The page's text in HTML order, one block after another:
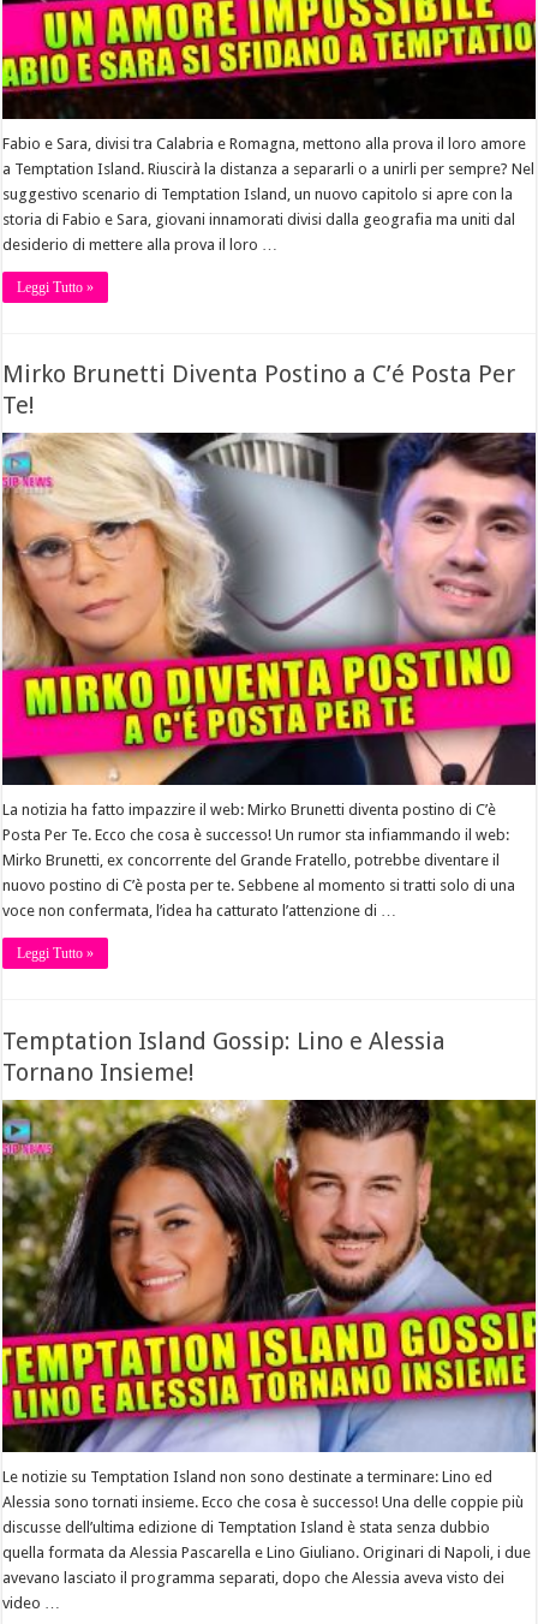
Fabio e Sara, divisi tra Calabria e Romagna, mettono alla prova il loro amore
a Temptation Island. Riuscirà la distanza a separarli o a unirli per sempre? Nel
suggestivo scenario di Temptation Island, un nuovo capitolo si apre con la
storia di Fabio e Sara, giovani innamorati divisi dalla geografia ma uniti dal
desiderio di mettere alla prova il loro …
Leggi Tutto »
Mirko Brunetti Diventa Postino a C’é Posta Per
Te!
La notizia ha fatto impazzire il web: Mirko Brunetti diventa postino di C’è
Posta Per Te. Ecco che cosa è successo! Un rumor sta infiammando il web:
Mirko Brunetti, ex concorrente del Grande Fratello, potrebbe diventare il
nuovo postino di C’è posta per te. Sebbene al momento si tratti solo di una
voce non confermata, l’idea ha catturato l’attenzione di …
Leggi Tutto »
Temptation Island Gossip: Lino e Alessia
Tornano Insieme!
Le notizie su Temptation Island non sono destinate a terminare: Lino ed
Alessia sono tornati insieme. Ecco che cosa è successo! Una delle coppie più
discusse dell’ultima edizione di Temptation Island è stata senza dubbio
quella formata da Alessia Pascarella e Lino Giuliano. Originari di Napoli, i due
avevano lasciato il programma separati, dopo che Alessia aveva visto dei
video …